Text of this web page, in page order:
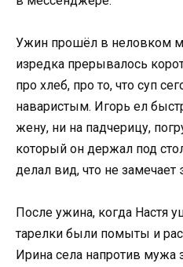
Ужин прошёл в неловком
изредка прерывалось
про хлеб, про то, что суп
наваристым. Игорь ел
жену, ни на падчерицу,
который он держал под
делал вид, что не замечает
После ужина, когда Настя
тарелки были помыты и
Ирина села напротив мужа